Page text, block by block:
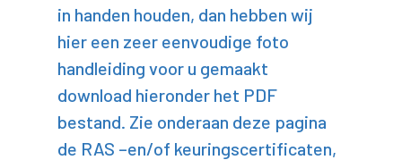
in handen houden, dan hebben wij
hier een zeer eenvoudige foto
handleiding voor u gemaakt
download hieronder het PDF
bestand. Zie onderaan deze pagina
de RAS –en/of keuringscertificaten,